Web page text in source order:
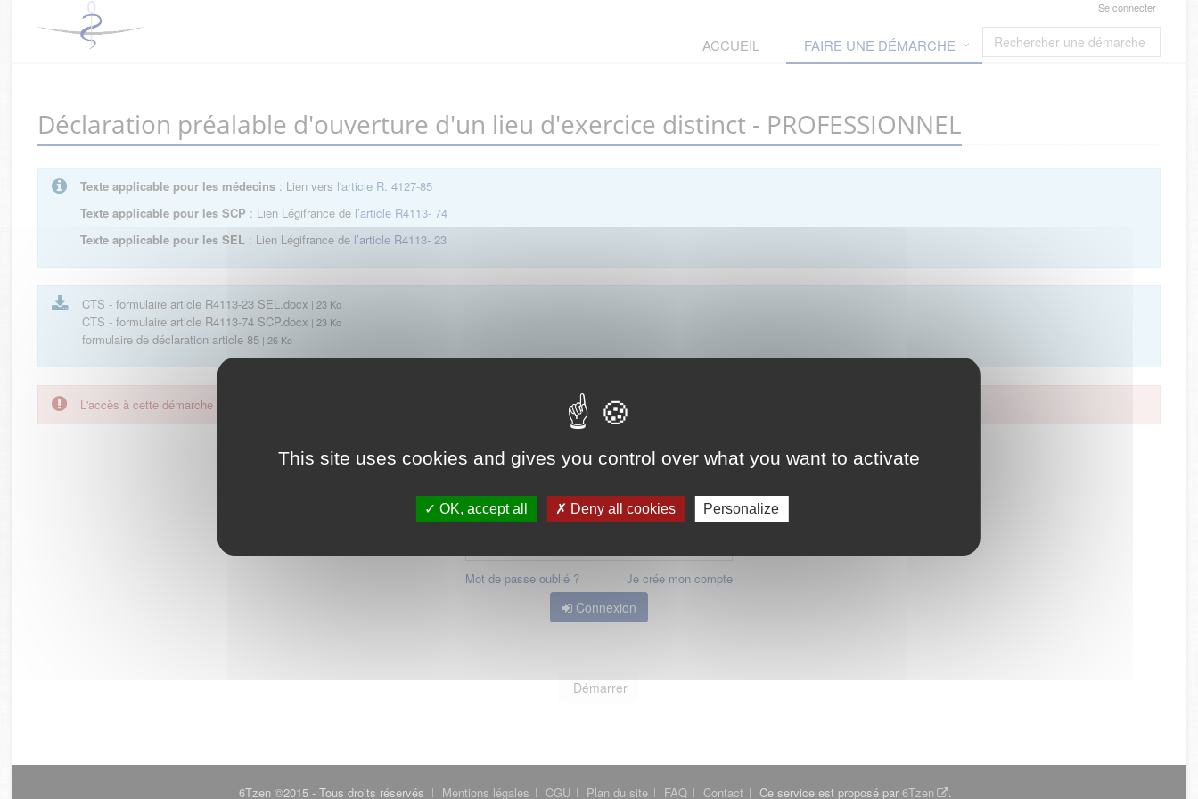
This site uses cookies and gives you control over what you want to activate
OK, accept all Deny all cookies Personalize
Se connecter
ACCUEIL FAIRE UNE DÉMARCHE
Déclaration préalable d'ouverture d'un lieu d'exercice distinct - PROFESSIONNEL
Texte applicable pour les médecins: Lien vers l'article R. 4127-85
Texte applicable pour les SCP : Lien Légifrance de l’article R4113- 74
Texte applicable pour les SEL: Lien Légifrance de l’article R4113- 23
CTS - formulaire article R4113-23 SEL.docx | 23 Ko
CTS - formulaire article R4113-74 SCP.docx | 23 Ko
formulaire de déclaration article 85| 26 Ko
L'accès à cette démarche ne vous est pas autorisé. Afin d'y avoir accès, vous devez vous connecter ouvous créer un compte
Mot de passe oublié ? Je crée mon compte
Connexion
Démarrer
6Tzen ©2015 - Tous droits réservés Mentions légales CGU Plan du site FAQ Contact Ce service est proposé par6Tzen .